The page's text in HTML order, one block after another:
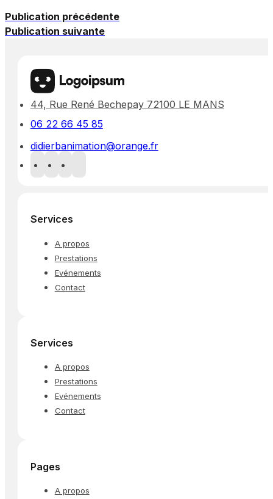
Publication précédente
Publication suivante
44, Rue René Bechepay 72100 LE MANS
06 22 66 45 85
didierbanimation@orange.fr
Services
A propos
Prestations
Evénements
Contact
Services
A propos
Prestations
Evénements
Contact
Pages
A propos